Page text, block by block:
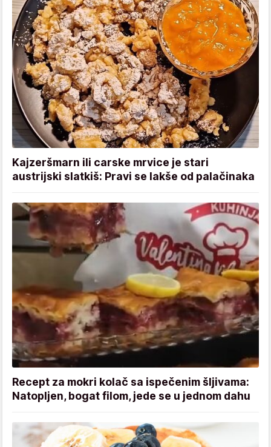
Kajzeršmarn ili carske mrvice je stari
austrijski slatkiš: Pravi se lakše od palačinaka
Recept za mokri kolač sa ispečenim šljivama:
Natopljen, bogat filom, jede se u jednom dahu